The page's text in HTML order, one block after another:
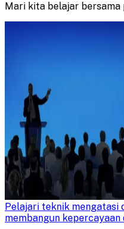
Mari kita belajar bersama
Percaya Diri dan
Pelajari teknik mengatasi
membangun